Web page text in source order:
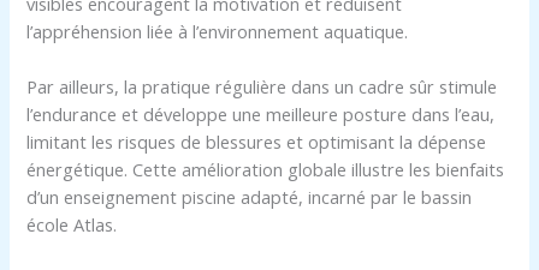
l’appréhension liée à l’environnement aquatique.
Par ailleurs, la pratique régulière dans un cadre sûr stimule
l’endurance et développe une meilleure posture dans l’eau,
limitant les risques de blessures et optimisant la dépense
énergétique. Cette amélioration globale illustre les bienfaits
d’un enseignement piscine adapté, incarné par le bassin
école Atlas.